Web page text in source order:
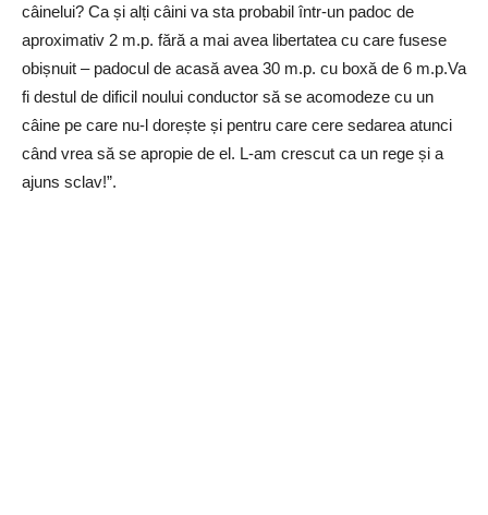
câinelui? Ca și alți câini va sta probabil într-un padoc de
aproximativ 2 m.p. fără a mai avea libertatea cu care fusese
obișnuit – padocul de acasă avea 30 m.p. cu boxă de 6 m.p.Va
fi destul de dificil noului conductor să se acomodeze cu un
câine pe care nu-l dorește și pentru care cere sedarea atunci
când vrea să se apropie de el. L-am crescut ca un rege și a
ajuns sclav!”.